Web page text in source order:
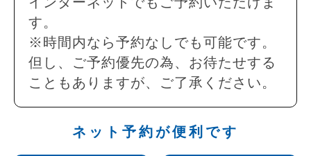
す。
※時間内なら予約なしでも可能です。
但し、ご予約優先の為、お待たせする
こともありますが、ご了承ください。
ネット予約が便利です